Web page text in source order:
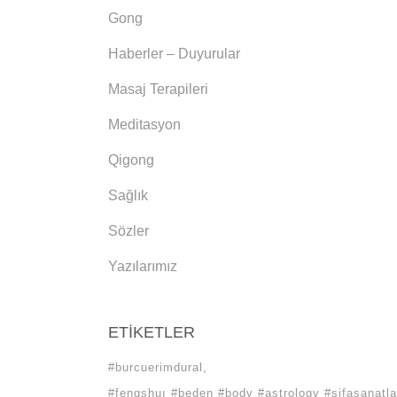
Gong
Haberler – Duyurular
Masaj Terapileri
Meditasyon
Qigong
Sağlık
Sözler
Yazılarımız
ETIKETLER
#burcuerimdural
#fengshuı #beden #body #astrology